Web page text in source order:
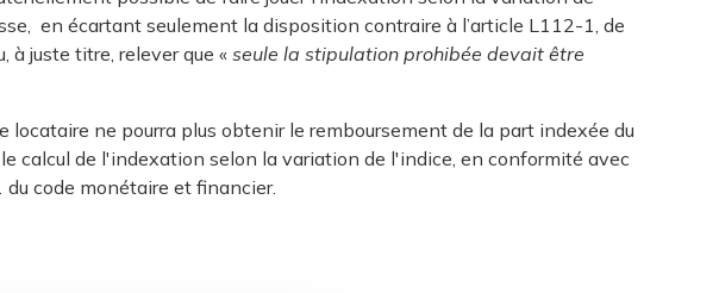
en écartant seulement la disposition contraire à l’article L112-1, de
à juste titre, relever que «seule la stipulation prohibée devait être
locataire ne pourra plus obtenir le remboursement de la part indexée du
calcul de l'indexation selon la variation de l'indice, en conformité avec
code monétaire et financier.